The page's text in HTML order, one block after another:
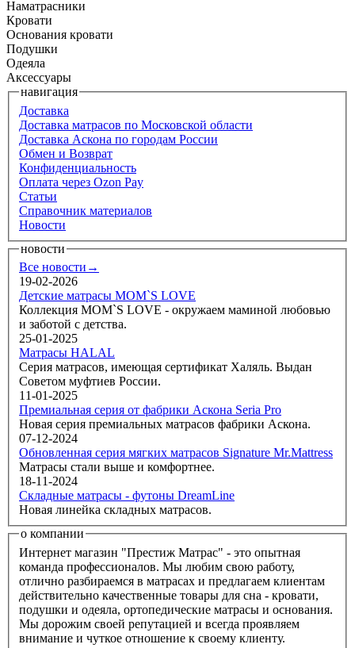
Наматрасники
Кровати
Основания кровати
Подушки
Одеяла
Аксессуары
навигация
Доставка
Доставка матрасов по Московской области
Доставка Аскона по городам России
Обмен и Возврат
Конфиденциальность
Оплата через Ozon Pay
Статьи
Справочник материалов
Новости
новости
Все новости→
19-02-2026
Детские матрасы MOM`S LOVE
Коллекция MOM`S LOVE - окружаем маминой любовью
и заботой с детства.
25-01-2025
Матрасы HALAL
Серия матрасов, имеющая сертификат Халяль. Выдан
Советом муфтиев России.
11-01-2025
Премиальная серия от фабрики Аскона Seria Pro
Новая серия премиальных матрасов фабрики Аскона.
07-12-2024
Обновленная серия мягких матрасов Signature Mr.Mattress
Матрасы стали выше и комфортнее.
18-11-2024
Складные матрасы - футоны DreamLine
Новая линейка складных матрасов.
о компании
Интернет магазин "Престиж Матрас" - это опытная
команда профессионалов. Мы любим свою работу,
отлично разбираемся в матрасах и предлагаем клиентам
действительно качественные товары для сна - кровати,
подушки и одеяла, ортопедические матрасы и основания.
Мы дорожим своей репутацией и всегда проявляем
внимание и чуткое отношение к своему клиенту.